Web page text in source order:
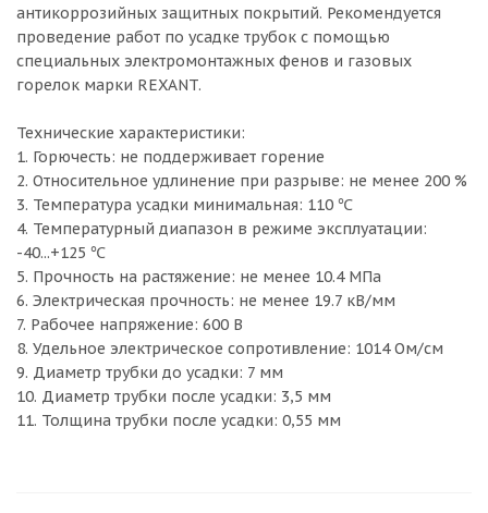
антикоррозийных защитных покрытий. Рекомендуется
проведение работ по усадке трубок с помощью
специальных электромонтажных фенов и газовых
горелок марки REXANT.
Технические характеристики:
1. Горючесть: не поддерживает горение
2. Относительное удлинение при разрыве: не менее 200 %
3. Температура усадки минимальная: 110 ℃
4. Температурный диапазон в режиме эксплуатации:
-40...+125 ℃
5. Прочность на растяжение: не менее 10.4 МПа
6. Электрическая прочность: не менее 19.7 кВ/мм
7. Рабочее напряжение: 600 В
8. Удельное электрическое сопротивление: 1014 Ом/см
9. Диаметр трубки до усадки: 7 мм
10. Диаметр трубки после усадки: 3,5 мм
11. Толщина трубки после усадки: 0,55 мм